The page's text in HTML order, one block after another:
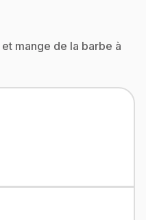
mange de la barbe à